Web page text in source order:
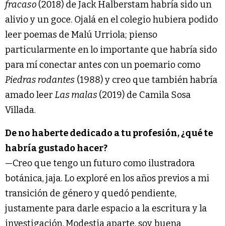
fracaso(2018) de Jack Halberstam habría sido un
alivio y un goce. Ojalá en el colegio hubiera podido
leer poemas de Malú Urriola; pienso
particularmente en lo importante que habría sido
para mí conectar antes con un poemario como
Piedras rodantes (1988) y creo que también habría
amado leerLas malas (2019) de Camila Sosa
Villada.
De no haberte dedicado a tu profesión, ¿qué te
habría gustado hacer?
—Creo que tengo un futuro como ilustradora
botánica, jaja. Lo exploré en los años previos a mi
transición de género y quedó pendiente,
justamente para darle espacio a la escritura y la
investigación. Modestia aparte, soy buena